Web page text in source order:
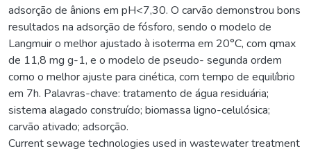
adsorção de ânions em pH<7,30. O carvão demonstrou bons
resultados na adsorção de fósforo, sendo o modelo de
Langmuir o melhor ajustado à isoterma em 20°C, com qmax
de 11,8 mg g-1, e o modelo de pseudo- segunda ordem
como o melhor ajuste para cinética, com tempo de equilíbrio
em 7h. Palavras-chave: tratamento de água residuária;
sistema alagado construído; biomassa ligno-celulósica;
carvão ativado; adsorção.
Current sewage technologies used in wastewater treatment